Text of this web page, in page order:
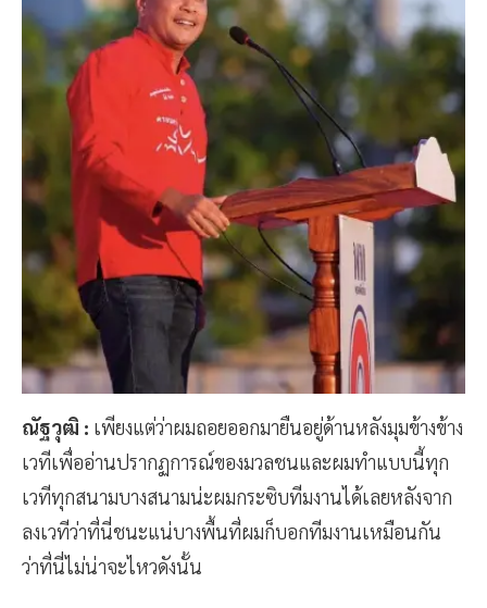
ณัฐวุฒิ : เพียงแต่ว่าผมถอยออกมายืนอยู่ด้านหลังมุมข้างข้าง
เวทีเพื่ออ่านปรากฏการณ์ของมวลชนและผมทำแบบนี้ทุก
เวทีทุกสนามบางสนามน่ะผมกระซิบทีมงานได้เลยหลังจาก
ลงเวทีว่าที่นี่ชนะแน่บางพื้นที่ผมก็บอกทีมงานเหมือนกัน
ว่าที่นี่ไม่น่าจะไหวดังนั้น